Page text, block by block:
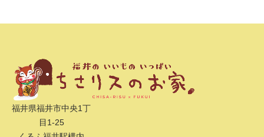
福井県福井市中央1丁
目1-25